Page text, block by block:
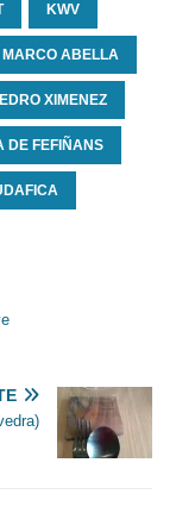
KWV
MARCO ABELLA
XIMENEZ
DE FEFIÑANS